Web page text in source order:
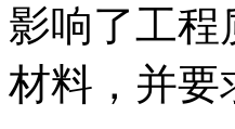
影响了工程
材料，并要